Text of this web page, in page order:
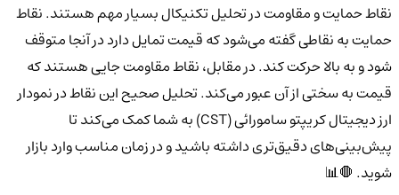
نقاط حمایت و مقاومت در تحلیل تکنیکال بسیار مهم هستند. نقاط
حمایت به نقاطی گفته می‌شود که قیمت تمایل دارد در آنجا متوقف
شود و به بالا حرکت کند. در مقابل، نقاط مقاومت جایی هستند که
قیمت به سختی از آن عبور می‌کند. تحلیل صحیح این نقاط در نمودار
ارز دیجیتال کریپتو سامورائی (CST) به شما کمک می‌کند تا
پیش‌بینی‌های دقیق‌تری داشته باشید و در زمان مناسب وارد بازار
شوید. 🛑📊